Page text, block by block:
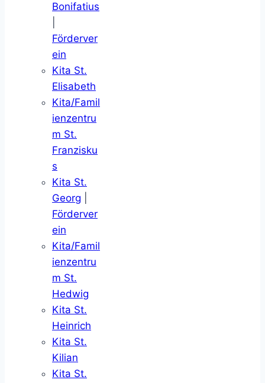
Bonifatius
Förderver
ein
Kita St.
Elisabeth
Kita/Famil
ienzentru
m St.
Franzisku
s
Kita St.
Georg
Förderver
ein
Kita/Famil
ienzentru
m St.
Hedwig
Kita St.
Heinrich
Kita St.
Kilian
Kita St.